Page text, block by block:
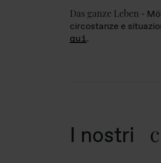
Das ganze Leben -
circostanze e
qui.
I nostri